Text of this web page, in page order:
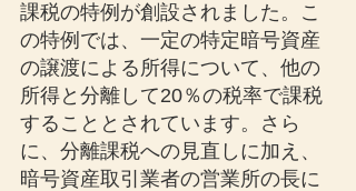
課税の特例が創設されました。こ
の特例では、一定の特定暗号資産
の譲渡による所得について、他の
所得と分離して20％の税率で課税
することとされています。さら
に、分離課税への見直しに加え、
暗号資産取引業者の営業所の長に